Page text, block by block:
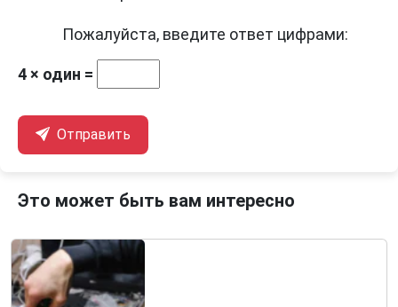
Пожалуйста, введите ответ цифрами:
4 × один =
Отправить
Это может быть вам интересно